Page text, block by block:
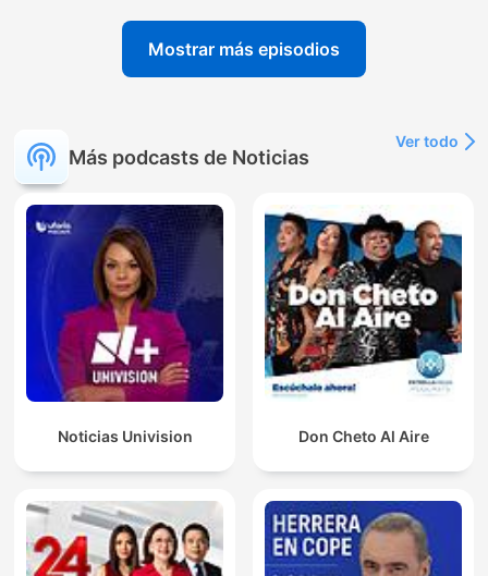
Mostrar más episodios
Más podcasts de Noticias
Ver todo
Noticias Univision Don Cheto Al Aire